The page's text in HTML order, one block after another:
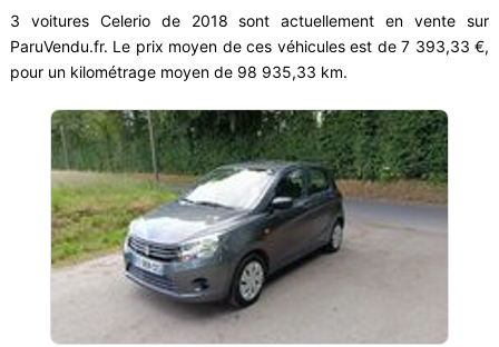
3 voitures Celerio de 2018 sont actuellement en vente sur
ParuVendu.fr. Le prix moyen de ces véhicules est de 7 393,33 €,
pour un kilométrage moyen de 98 935,33 km.